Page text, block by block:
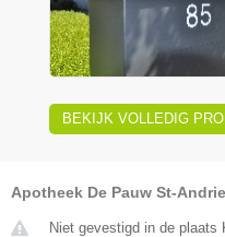
BEKIJK VOLLEDIG
Apotheek De Pauw St-
Niet gevestigd in de plaats